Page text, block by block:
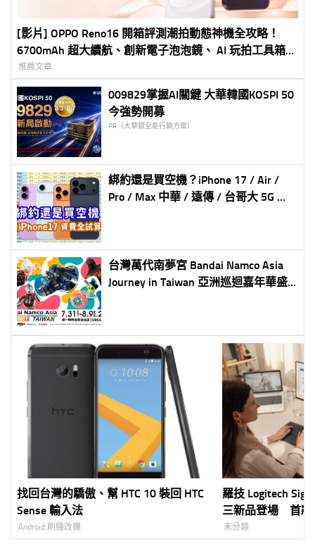
[影片] OPPO Reno16 開箱評測潮拍動態神機全攻略！
6700mAh 超大續航、創新電子泡泡鏡、 AI 玩拍工具箱深
度實測
推薦文章
009829掌握AI關鍵 大華韓國KOSPI 50
今強勢開募
PR（大華銀全能行銷方案）
綁約還是買空機？iPhone 17 / Air /
Pro / Max 中華 / 遠傳 / 台哥大 5G 綁
台灣萬代南夢宮 Bandai Namco Asia
Journey in Taiwan 亞洲巡迴嘉年華盛
家同樂夢幻旅程
找回台灣的驕傲、幫 HTC 10 裝回 HTC
Sense 輸入法
Android 刷機改機
羅技 Logitech
三新品登場 首款
時間辦公舒適新體
未分類